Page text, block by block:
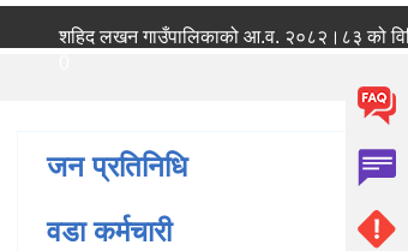
शहिद लखन गाउँपालिकाको आ.व. २०८२।८३ को वित्तिय
जन प्रतिनिधि
वडा कर्मचारी